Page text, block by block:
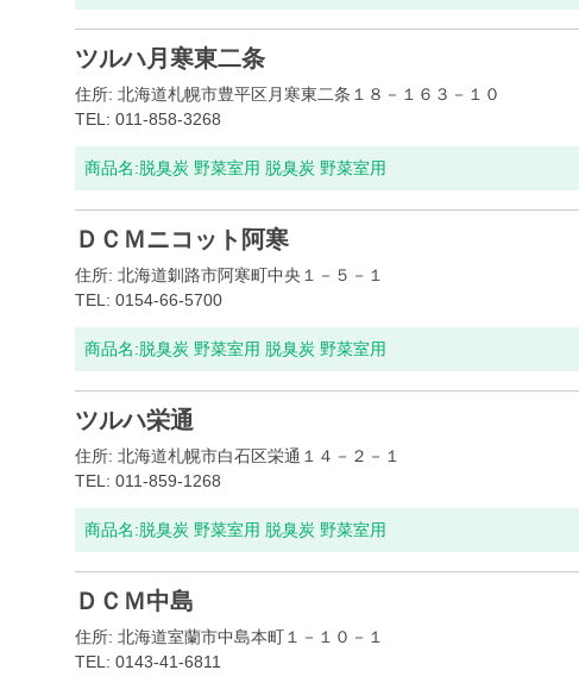
ツルハ月寒東二条
住所: 北海道札幌市豊平区月寒東二条１８－１６３－１０
TEL: 011-858-3268
商品名:脱臭炭 野菜室用 脱臭炭 野菜室用
ＤＣＭニコット阿寒
住所: 北海道釧路市阿寒町中央１－５－１
TEL: 0154-66-5700
商品名:脱臭炭 野菜室用 脱臭炭 野菜室用
ツルハ栄通
住所: 北海道札幌市白石区栄通１４－２－１
TEL: 011-859-1268
商品名:脱臭炭 野菜室用 脱臭炭 野菜室用
ＤＣＭ中島
住所: 北海道室蘭市中島本町１－１０－１
TEL: 0143-41-6811